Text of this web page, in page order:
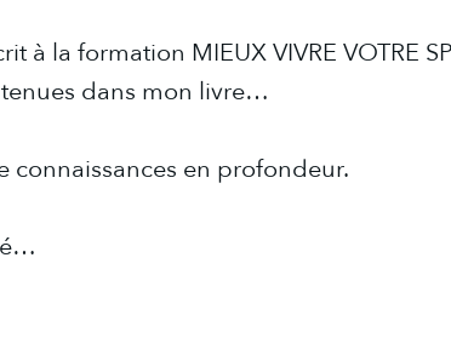
à la formation MIEUX VIVRE VOTRE
dans mon livre…
connaissances en profondeur.